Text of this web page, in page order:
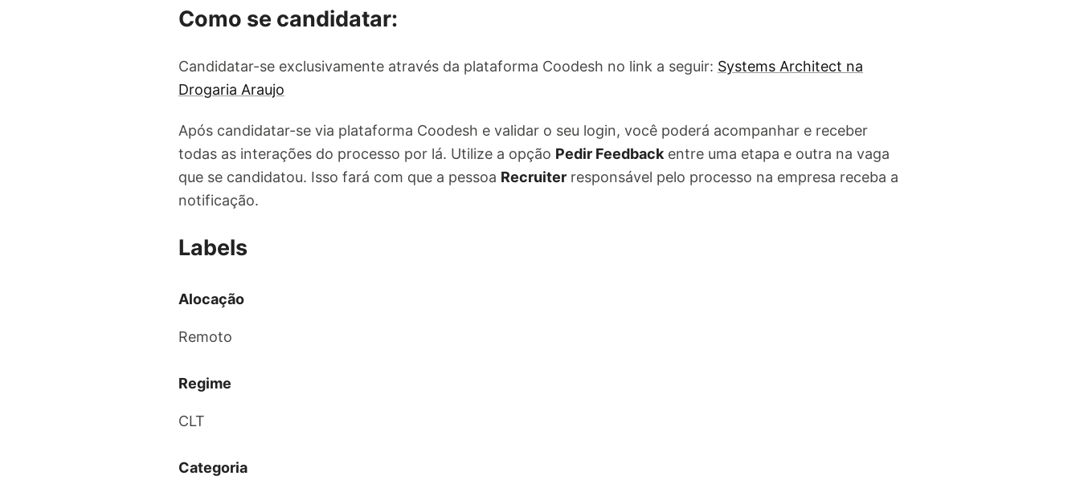
Como se candidatar:
Candidatar-se exclusivamente através da plataforma Coodesh no link a seguir: Systems Architect na
Drogaria Araujo
Após candidatar-se via plataforma Coodesh e validar o seu login, você poderá acompanhar e receber
todas as interações do processo por lá. Utilize a opção Pedir Feedback entre uma etapa e outra na vaga
que se candidatou. Isso fará com que a pessoa Recruiter responsável pelo processo na empresa receba a
notificação.
Labels
Alocação
Remoto
Regime
CLT
Categoria